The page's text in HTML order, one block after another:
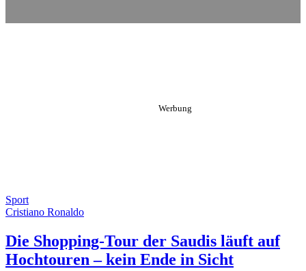
Sport
Cristiano Ronaldo
Die Shopping-Tour der Saudis läuft auf
Hochtouren – kein Ende in Sicht